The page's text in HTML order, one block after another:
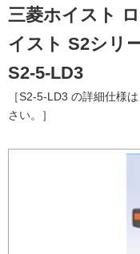
三菱ホイスト
イスト S2シリ
S2-5-LD3
［S2-5-LD3 の詳細仕様
さい。］